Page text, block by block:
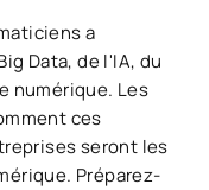
a
Data, de l'IA, du
numérique. Les
ces
seront les
Préparez-